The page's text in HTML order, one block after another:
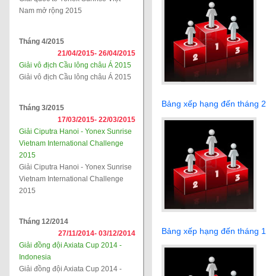
Nam mở rộng 2015
Tháng 4/2015
21/04/2015- 26/04/2015
Giải vô địch Cầu lông châu Á 2015
Giải vô địch Cầu lông châu Á 2015
Tháng 3/2015
17/03/2015- 22/03/2015
Giải Ciputra Hanoi - Yonex Sunrise
Vietnam International Challenge
2015
Giải Ciputra Hanoi - Yonex Sunrise
Vietnam International Challenge
2015
Tháng 12/2014
27/11/2014- 03/12/2014
Giải đồng đội Axiata Cup 2014 -
Indonesia
Giải đồng đội Axiata Cup 2014 -
Bảng xếp hạng đến tháng
Bảng xếp hạng đến tháng